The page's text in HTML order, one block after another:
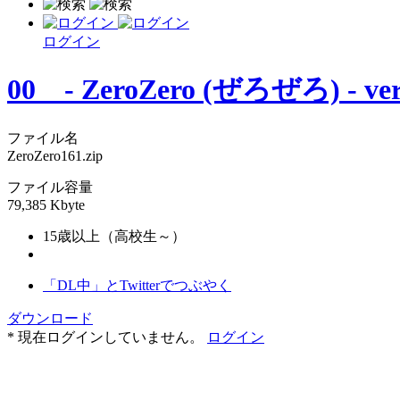
ログイン
00 - ZeroZero (ぜろぜろ) -
ファイル名
ZeroZero161.zip
ファイル容量
79,385 Kbyte
15歳以上（高校生～）
「DL中」とTwitterでつぶやく
ダウンロード
* 現在ログインしていません。
ログイン